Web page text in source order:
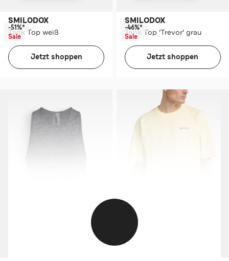
SMILODOX
Tank Top weiß
-51%*
Sale
Jetzt shoppen
SMILODOX
Tank Top 'Trevor' grau
-46%*
Sale
Jetzt shoppen